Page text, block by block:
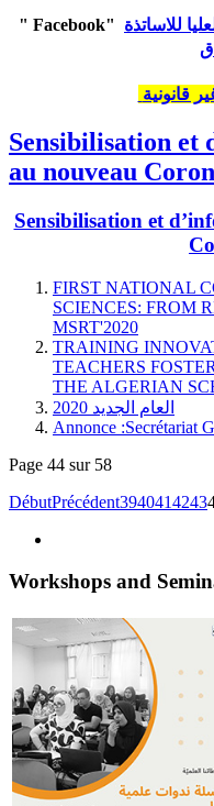
" Facebook" للاساتذة
قانونية
Sensibilisation et
au nouveau
Sensibilisation et
FIRST NATIONAL
SCIENCES: FROM
MSRT'2020
TRAINING
TEACHERS
THE ALGERIAN
العام الجديد 2020
Annonce :Secrétariat
Page 44 sur 58
DébutPrécédent3940414243
Workshops and